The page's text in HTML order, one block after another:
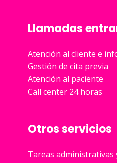
Llamadas
Atención al cliente e
Gestión de cita previa
Atención al paciente
Call center 24 horas
Otros servicios
Tareas administrativas